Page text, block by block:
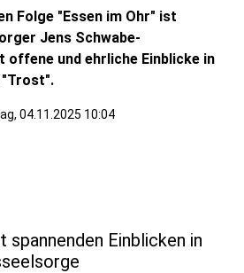
Folge "Essen im Ohr" ist
Jens Schwabe-
offene und ehrliche Einblicke in
"Trost".
04.11.2025 10:04
spannenden Einblicken in